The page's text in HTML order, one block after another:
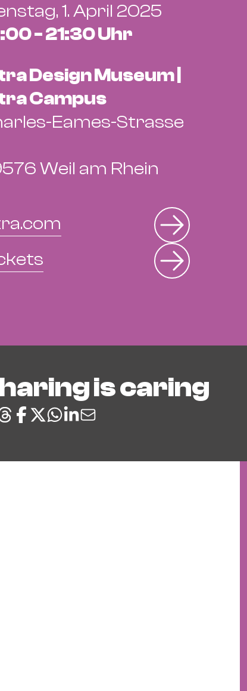
1. April 2025
- 21:30 Uhr
Design Museum |
Campus
Eames-Strasse
Weil am Rhein
is caring